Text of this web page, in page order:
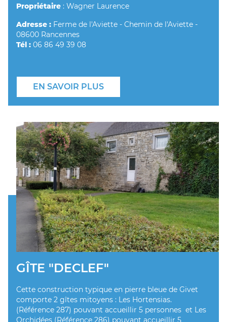
Propriétaire : Wagner Laurence
Adresse : Ferme de l'Aviette - Chemin de l'Aviette -
08600 Rancennes
Tél : 06 86 49 39 08
EN SAVOIR PLUS
GÎTE "DECLEF"
Cette construction typique en pierre bleue de Givet
comporte 2 gîtes mitoyens : Les Hortensias.
(Référence 287) pouvant accueillir 5 personnes et Les
Orchidées (Référence 286) pouvant accueillir 5